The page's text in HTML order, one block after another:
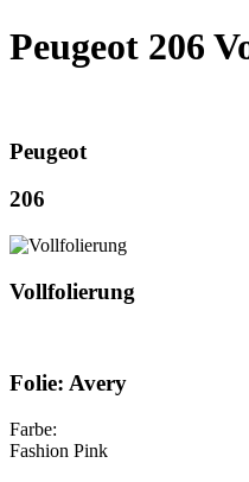
Peugeot 206
Peugeot
206
Vollfolierung
Folie: Avery
Farbe:
Fashion Pink